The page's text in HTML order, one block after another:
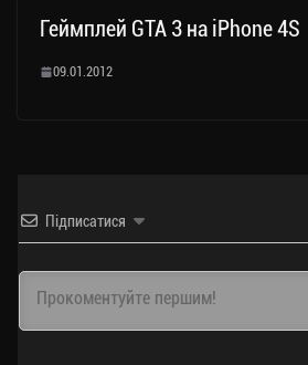
Геймплей GTA 3 на iPhone 4S
09.01.2012
Підписатися